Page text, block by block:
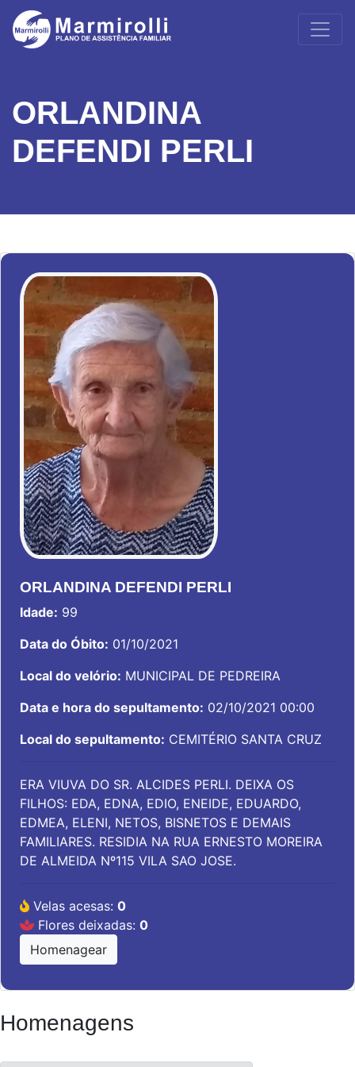
ORLANDINA
DEFENDI PERLI
ORLANDINA DEFENDI PERLI
Idade: 99
Data do Óbito: 01/10/2021
Local do velório: MUNICIPAL DE PEDREIRA
Data e hora do sepultamento: 02/10/2021 00:00
Local do sepultamento: CEMITÉRIO SANTA CRUZ
ERA VIUVA DO SR. ALCIDES PERLI. DEIXA OS
FILHOS: EDA, EDNA, EDIO, ENEIDE, EDUARDO,
EDMEA, ELENI, NETOS, BISNETOS E DEMAIS
FAMILIARES. RESIDIA NA RUA ERNESTO MOREIRA
DE ALMEIDA Nº115 VILA SAO JOSE.
Velas acesas: 0
Flores deixadas: 0
Homenagear
Homenagens